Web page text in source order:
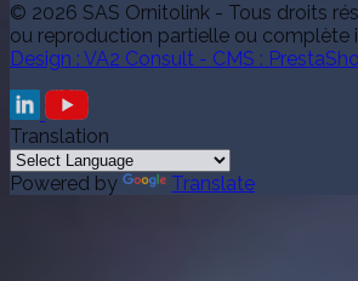
© 2026 SAS Ornitolink - Tous droits
ou reproduction partielle ou complète
Design : VA2 Consult - CMS :
Translation
Powered by Translate